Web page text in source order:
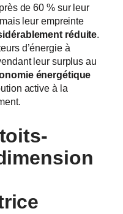
de 60 % sur leur
leur empreinte
réduite.
d’énergie à
leur surplus au
énergétique
active à la